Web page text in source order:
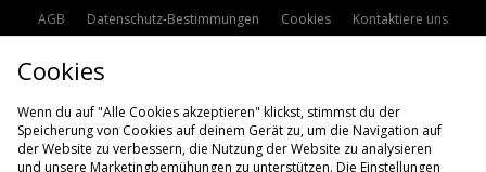
AGB Datenschutz-Bestimmungen Cookies
Kontaktiere uns
Cookies
Wenn du auf "Alle Cookies akzeptieren" klickst, stimmst du der
Speicherung von Cookies auf deinem Gerät zu, um die Navigation auf
der Website zu verbessern, die Nutzung der Website zu analysieren
und unsere Marketingbemühungen zu unterstützen. Die Einstellungen